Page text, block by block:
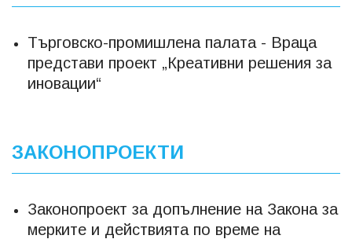
Търговско-промишлена палата - Враца
представи проект „Креативни решения за
иновации“
ЗАКОНОПРОЕКТИ
Законопроект за допълнение на Закона за
мерките и действията по време на